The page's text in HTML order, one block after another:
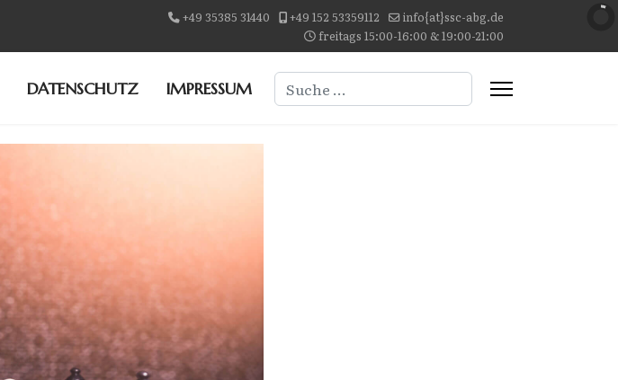
+49 35385 31440 +49 152 53359112
info{at}ssc-abg.de
freitags 15:00-16:00 & 19:00-21:00
DATENSCHUTZ IMPRESSUM Suchen